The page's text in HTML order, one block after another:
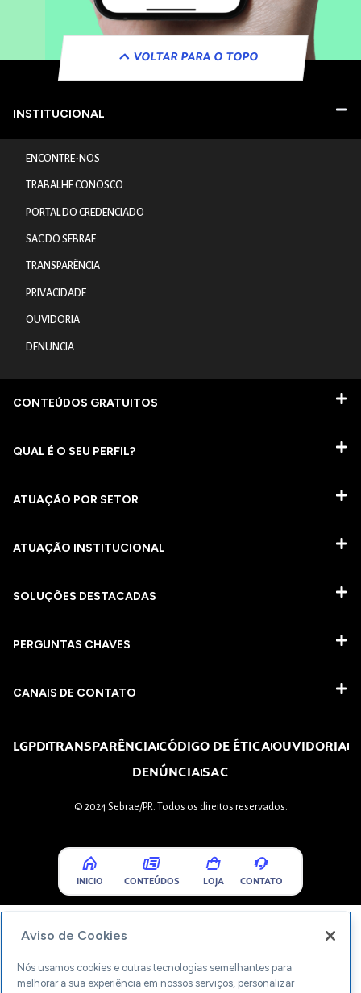
VOLTAR PARA O TOPO
INSTITUCIONAL
ENCONTRE-NOS
TRABALHE CONOSCO
PORTAL DO CREDENCIADO
SAC DO SEBRAE
TRANSPARÊNCIA
PRIVACIDADE
OUVIDORIA
DENUNCIA
CONTEÚDOS GRATUITOS
QUAL É O SEU PERFIL?
ATUAÇÃO POR SETOR
ATUAÇÃO INSTITUCIONAL
SOLUÇÕES DESTACADAS
PERGUNTAS CHAVES​
CANAIS DE CONTATO
LGPDTRANSPARÊNCIACÓDIGO DE ÉTICAOUVIDORIA
DENÚNCIASAC
© 2024 Sebrae/PR. Todos os direitos reservados.
INICIO CONTEÚDOS LOJA CONTATO
Aviso de Cookies
Nós usamos cookies e outras tecnologias semelhantes para
melhorar a sua experiência em nossos serviços, personalizar